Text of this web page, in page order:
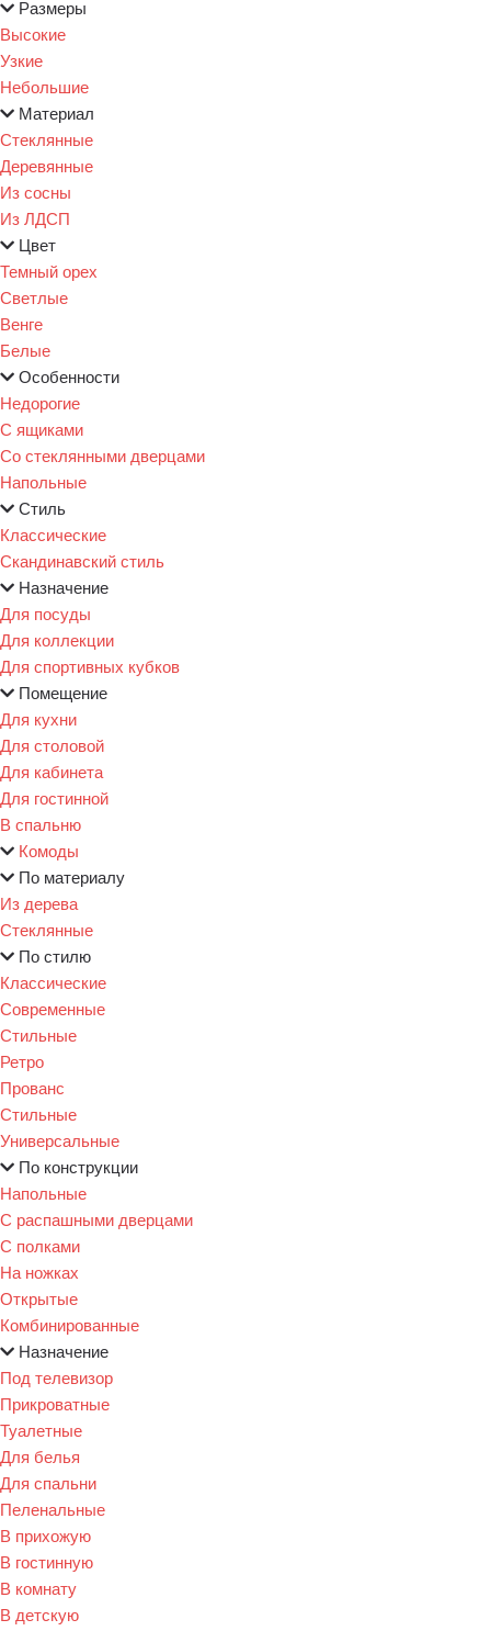
Размеры
Высокие
Узкие
Небольшие
Материал
Стеклянные
Деревянные
Из сосны
Из ЛДСП
Цвет
Темный орех
Светлые
Венге
Белые
Особенности
Недорогие
С ящиками
Со стеклянными дверцами
Напольные
Стиль
Классические
Скандинавский стиль
Назначение
Для посуды
Для коллекции
Для спортивных кубков
Помещение
Для кухни
Для столовой
Для кабинета
Для гостинной
В спальню
Комоды
По материалу
Из дерева
Стеклянные
По стилю
Классические
Современные
Стильные
Ретро
Прованс
Стильные
Универсальные
По конструкции
Напольные
С распашными дверцами
С полками
На ножках
Открытые
Комбинированные
Назначение
Под телевизор
Прикроватные
Туалетные
Для белья
Для спальни
Пеленальные
В прихожую
В гостинную
В комнату
В детскую